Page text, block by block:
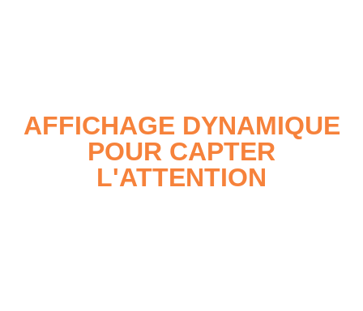
AFFICHAGE DYNAMIQUE
POUR CAPTER
L'ATTENTION